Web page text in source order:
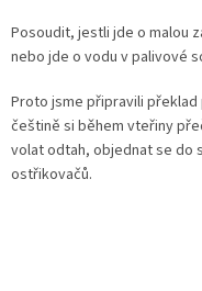
Posoudit, jestli jde o malou
nebo jde o vodu v palivové
Proto jsme připravili překlad
češtině si během vteřiny
volat odtah, objednat se do
ostřikovačů.